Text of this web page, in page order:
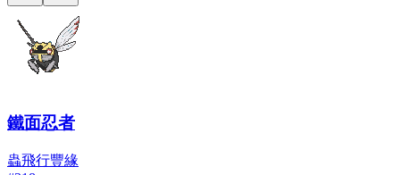
鐵面忍者
蟲飛行豐緣